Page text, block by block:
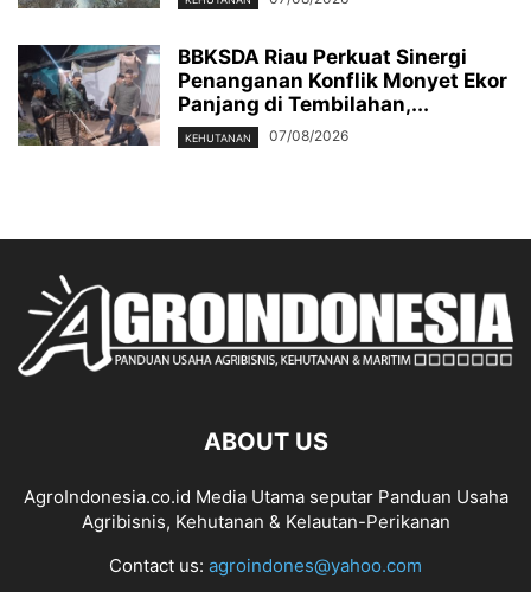
BBKSDA Riau Perkuat Sinergi
Penanganan Konflik Monyet Ekor
Panjang di Tembilahan,...
KEHUTANAN 07/08/2026
ABOUT US
AgroIndonesia.co.id Media Utama seputar Panduan Usaha
Agribisnis, Kehutanan & Kelautan-Perikanan
Contact us: agroindones@yahoo.com